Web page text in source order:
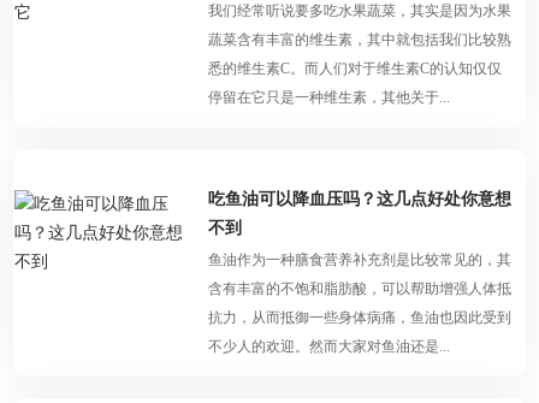
我们经常听说要多吃水果蔬菜，其实是因为水果
蔬菜含有丰富的维生素，其中就包括我们比较熟
悉的维生素C。而人们对于维生素C的认知仅仅
停留在它只是一种维生素，其他关于...
吃鱼油可以降血压吗？这几点好处你意想
不到
鱼油作为一种膳食营养补充剂是比较常见的，其
含有丰富的不饱和脂肪酸，可以帮助增强人体抵
抗力，从而抵御一些身体病痛，鱼油也因此受到
不少人的欢迎。然而大家对鱼油还是...